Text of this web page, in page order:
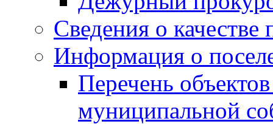
Сведения о качестве
Информация о
Перечень
муниципальной